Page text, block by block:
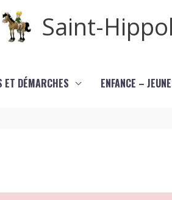
Saint-
ET DÉMARCHES ENFANCE –